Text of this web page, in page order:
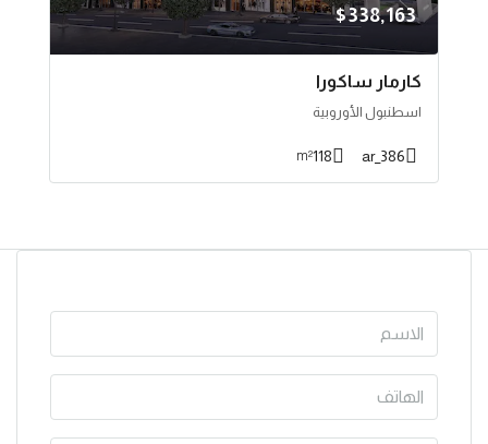
$338,163
كارمار ساكورا
اسطنبول الأوروبية
386_ar
118
m²